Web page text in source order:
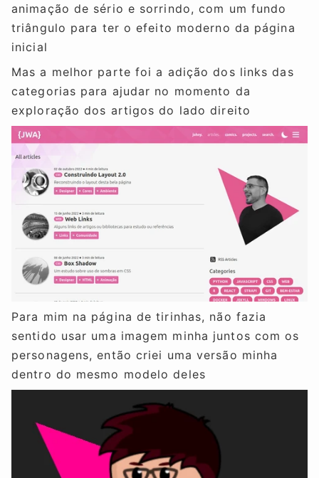
animação de sério e sorrindo, com um fundo
triângulo para ter o efeito moderno da página
inicial
Mas a melhor parte foi a adição dos links das
categorias para ajudar no momento da
exploração dos artigos do lado direito
Para mim na página de tirinhas, não fazia
sentido usar uma imagem minha juntos com os
personagens, então criei uma versão minha
dentro do mesmo modelo deles